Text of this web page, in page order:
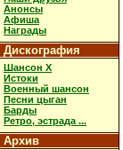
Анонсы
Афиша
Награды
Дискография
Шансон X
Истоки
Военный шансон
Песни цыган
Барды
Ретро, эстрада ...
Архив